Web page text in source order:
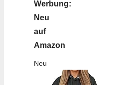
Werbung:
Neu
auf
Amazon
Neu